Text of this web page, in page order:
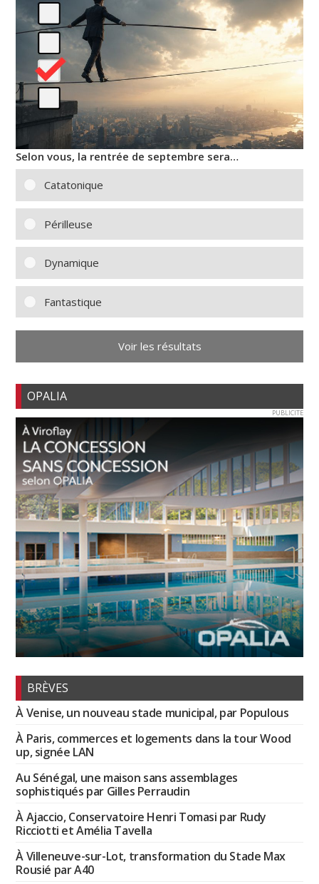
Selon vous, la rentrée de septembre sera…
Catatonique
Périlleuse
Dynamique
Fantastique
Voir les résultats
OPALIA
PUBLICITE
BRÈVES
À Venise, un nouveau stade municipal, par Populous
À Paris, commerces et logements dans la tour Wood
up, signée LAN
Au Sénégal, une maison sans assemblages
sophistiqués par Gilles Perraudin
À Ajaccio, Conservatoire Henri Tomasi par Rudy
Ricciotti et Amélia Tavella
À Villeneuve-sur-Lot, transformation du Stade Max
Rousié par A40